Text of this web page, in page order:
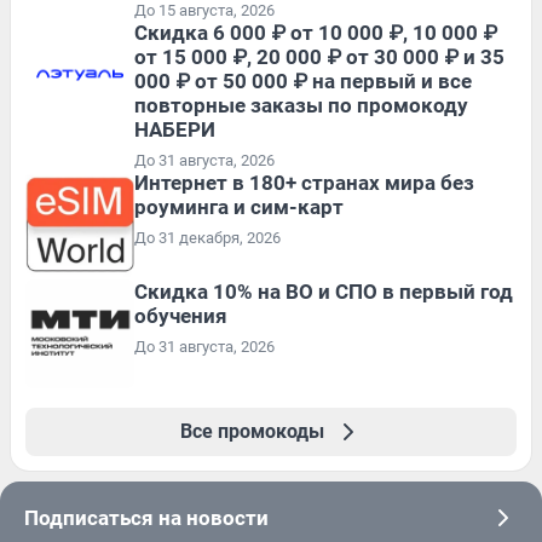
До 15 августа, 2026
Скидка 6 000 ₽ от 10 000 ₽, 10 000 ₽
от 15 000 ₽, 20 000 ₽ от 30 000 ₽ и 35
000 ₽ от 50 000 ₽ на первый и все
повторные заказы по промокоду
НАБЕРИ
До 31 августа, 2026
Интернет в 180+ странах мира без
роуминга и сим-карт
До 31 декабря, 2026
Скидка 10% на ВО и СПО в первый год
обучения
До 31 августа, 2026
Все промокоды
Подписаться на новости